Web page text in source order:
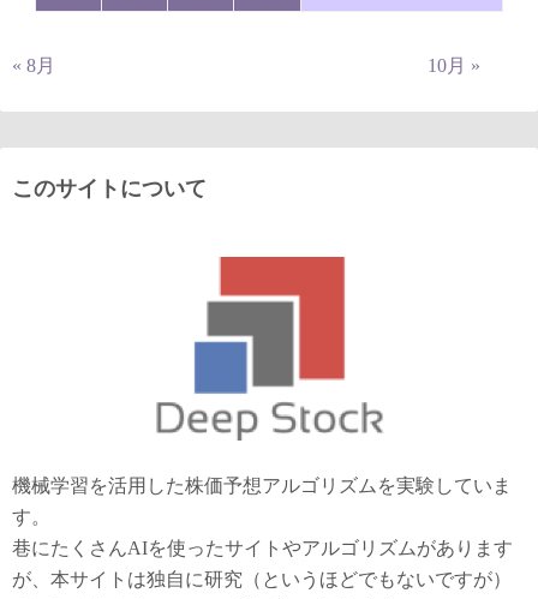
« 8月 10月 »
このサイトについて
機械学習を活用した株価予想アルゴリズムを実験していま
す。
巷にたくさんAIを使ったサイトやアルゴリズムがあります
が、本サイトは独自に研究（というほどでもないですが）